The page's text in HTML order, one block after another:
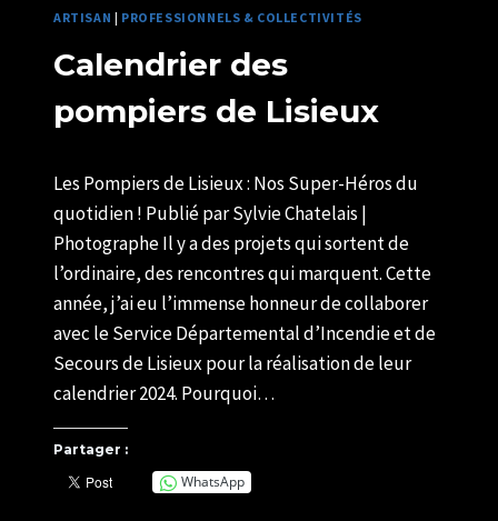
ARTISAN | PROFESSIONNELS & COLLECTIVITÉS
Calendrier des
pompiers de Lisieux
SYLVIE
CHATELAIS
Les Pompiers de Lisieux : Nos Super-Héros du
quotidien ! Publié par Sylvie Chatelais |
Photographe Il y a des projets qui sortent de
l’ordinaire, des rencontres qui marquent. Cette
année, j’ai eu l’immense honneur de collaborer
avec le Service Départemental d’Incendie et de
Secours de Lisieux pour la réalisation de leur
calendrier 2024. Pourquoi…
Partager :
WhatsApp